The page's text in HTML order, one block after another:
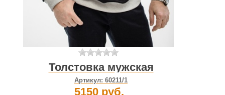
Толстовка мужская
Артикул: 60211/1
5150 руб.